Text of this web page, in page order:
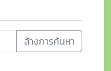
ล้างการค้นหา